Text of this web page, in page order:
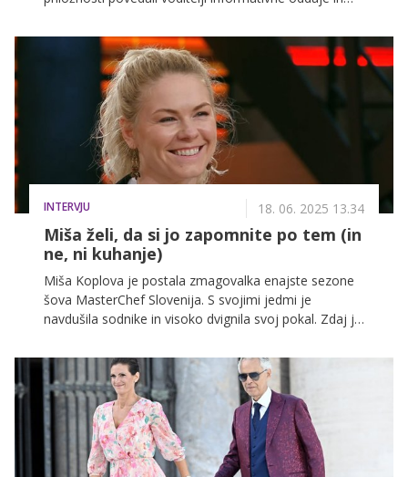
uspelo zbrati v dobrodelni oddaji kviza Na Lovu.
INTERVJU 18. 06. 2025 13.34
Miša želi, da si jo zapomnite po tem (in
ne, ni kuhanje)
Miša Koplova je postala zmagovalka enajste sezone
šova MasterChef Slovenija. S svojimi jedmi je
navdušila sodnike in visoko dvignila svoj pokal. Zdaj je
in življenju po zmagi, pa razkrivamo v nadaljevanju.